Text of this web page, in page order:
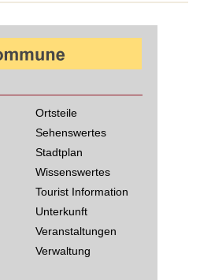
Ortsteile
Sehenswertes
Stadtplan
Wissenswertes
Tourist Information
Unterkunft
Veranstaltungen
Verwaltung